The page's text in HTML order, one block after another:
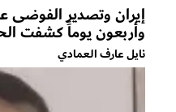
إيران وتصدير
وأربعون يوماً كشفت
نايل عارف العمادي